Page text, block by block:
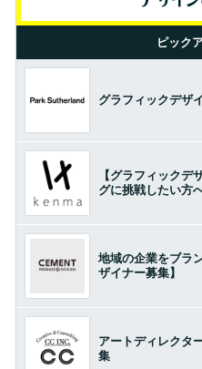
ピック
グラフィックデザ
【グラフィックデ
グに挑戦したい方
地域の企業をブラ
ザイナー募集】
アートディレクタ
集